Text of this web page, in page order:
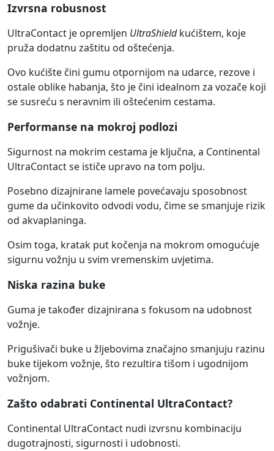
Izvrsna robusnost
UltraContact je opremljen UltraShieldkućištem, koje
pruža dodatnu zaštitu od oštećenja.
Ovo kućište čini gumu otpornijom na udarce, rezove i
ostale oblike habanja, što je čini idealnom za vozače koji
se susreću s neravnim ili oštećenim cestama.
Performanse na mokroj podlozi
Sigurnost na mokrim cestama je ključna, a Continental
UltraContact se ističe upravo na tom polju.
Posebno dizajnirane lamele povećavaju sposobnost
gume da učinkovito odvodi vodu, čime se smanjuje rizik
od akvaplaninga.
Osim toga, kratak put kočenja na mokrom omogućuje
sigurnu vožnju u svim vremenskim uvjetima.
Niska razina buke
Guma je također dizajnirana s fokusom na udobnost
vožnje.
Prigušivači buke u žljebovima značajno smanjuju razinu
buke tijekom vožnje, što rezultira tišom i ugodnijom
vožnjom.
Zašto odabrati Continental UltraContact?
Continental UltraContact nudi izvrsnu kombinaciju
dugotrajnosti, sigurnosti i udobnosti.